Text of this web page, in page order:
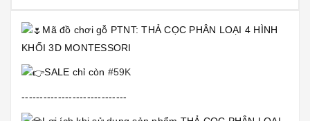
Mã đồ chơi gỗ PTNT: THẢ CỌC PHÂN LOẠI 4 HÌNH
KHỐI 3D MONTESSORI
SALE chỉ còn #59K
-----------------------------